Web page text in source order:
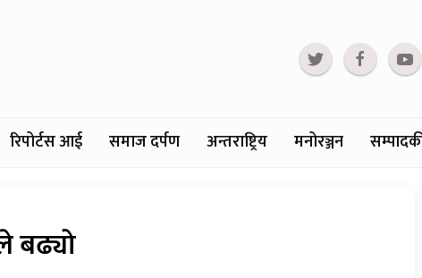
रिपोर्टस आई समाज दर्पण अन्तराष्ट्रिय मनोरञ्जन
बढ्यो